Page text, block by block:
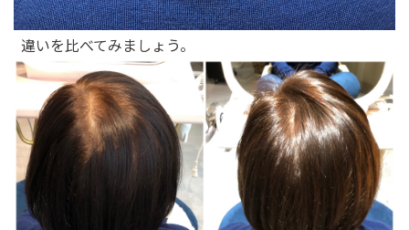
違いを比べてみましょう。